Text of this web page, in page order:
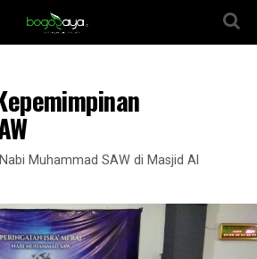
Muhammad SAW di Masjid Al